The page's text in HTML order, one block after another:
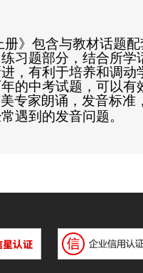
册》包含与教材话题
习题部分，结合所学
，有利于培养和调
的中考试题，可以有
专家朗诵，发音标
遇到的发音问题。